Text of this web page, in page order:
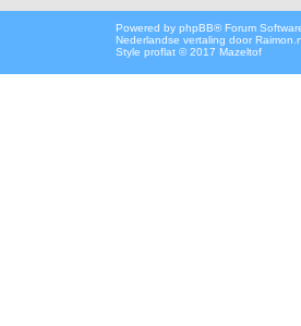
Powered by phpBB® Forum
Nederlandse vertaling door
Style proflat © 2017 Mazeltof